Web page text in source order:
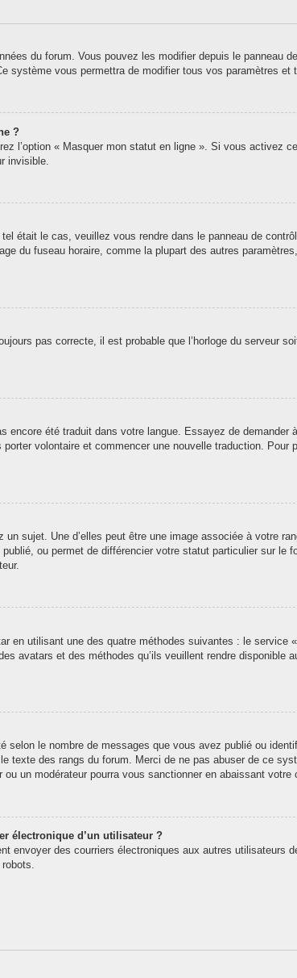
du forum. Vous pouvez les modifier depuis le panneau
système vous permettra de modifier tous vos paramètres et
?
l’option « Masquer mon statut en ligne ». Si vous activez
invisible.
était le cas, veuillez vous rendre dans le panneau de
du fuseau horaire, comme la plupart des autres
pas correcte, il est probable que l’horloge du serveur
été traduit dans votre langue. Essayez de demander
volontaire et commencer une nouvelle traduction. Pour
sujet. Une d’elles peut être une image associée à votre
ou permet de différencier votre statut particulier sur le
en utilisant une des quatre méthodes suivantes : le
avatars et des méthodes qu’ils veuillent rendre
selon le nombre de messages que vous avez publié ou
texte des rangs du forum. Merci de ne pas abuser de ce
un modérateur pourra vous sanctionner en abaissant votre
électronique d’un utilisateur ?
des courriers électroniques aux autres utilisateurs